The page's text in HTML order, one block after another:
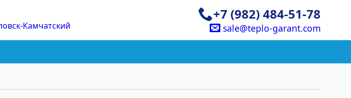
Камчатский
+7 (982) 484-51-78
sale@teplo-garant.com